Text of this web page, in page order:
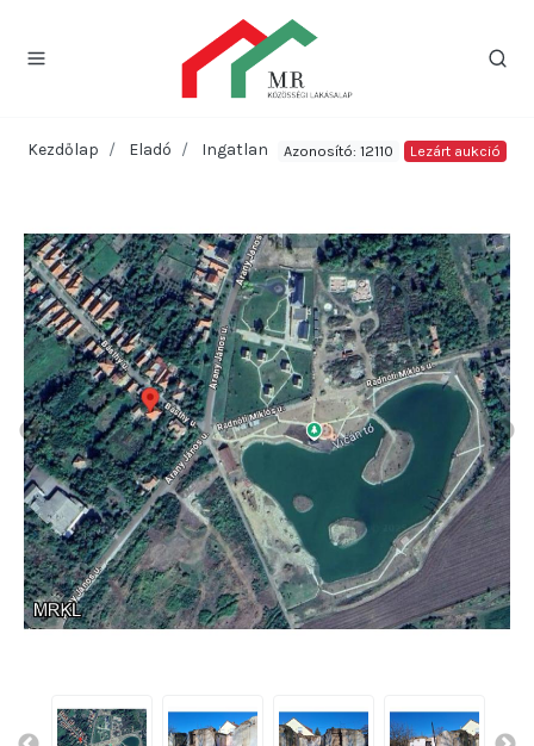
Kezdőlap Eladó Ingatlan Azonosító: 12110 Lezárt aukció